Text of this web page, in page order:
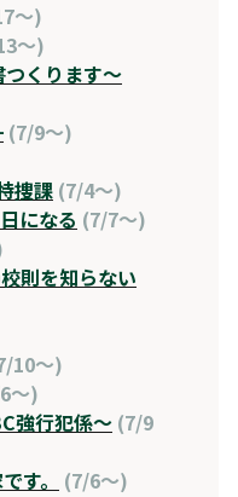
～)
～)
くります〜
(7/9～)
捜課 (7/4～)
になる (7/7～)
則を知らない
10～)
～)
強行犯係〜 (7/9
す。 (7/6～)